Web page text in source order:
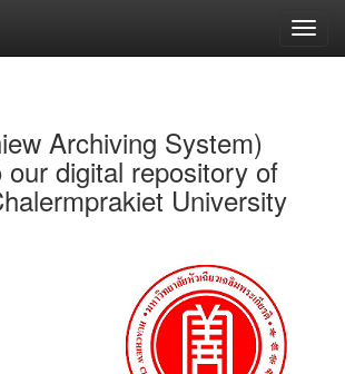
Archiving System)
digital repository of
University